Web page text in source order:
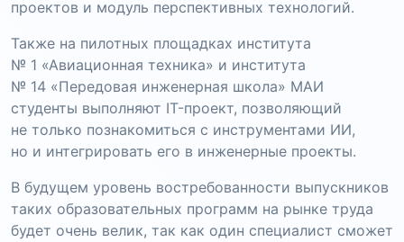
проектов и модуль перспективных технологий.
Также на пилотных площадках института
№ 1 «Авиационная техника» и института
№ 14 «Передовая инженерная школа» МАИ
студенты выполняют IT-проект, позволяющий
не только познакомиться с инструментами ИИ,
но и интегрировать его в инженерные проекты.
В будущем уровень востребованности выпускников
таких образовательных программ на рынке труда
будет очень велик, так как один специалист сможет